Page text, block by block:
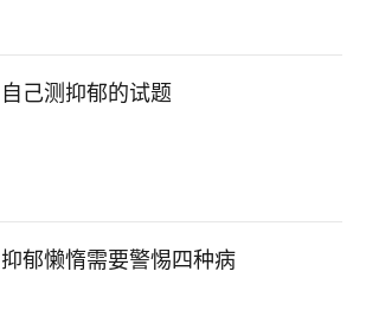
自己测抑郁的试题
抑郁懒惰需要警惕四种病